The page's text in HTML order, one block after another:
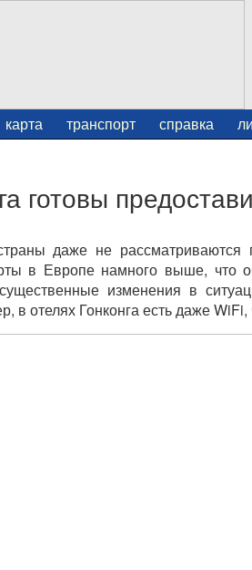
карта транспорт справка
готовы
даже не рассматриваются
в Европе намного выше, что
изменения в
в отелях Гонконга есть даже